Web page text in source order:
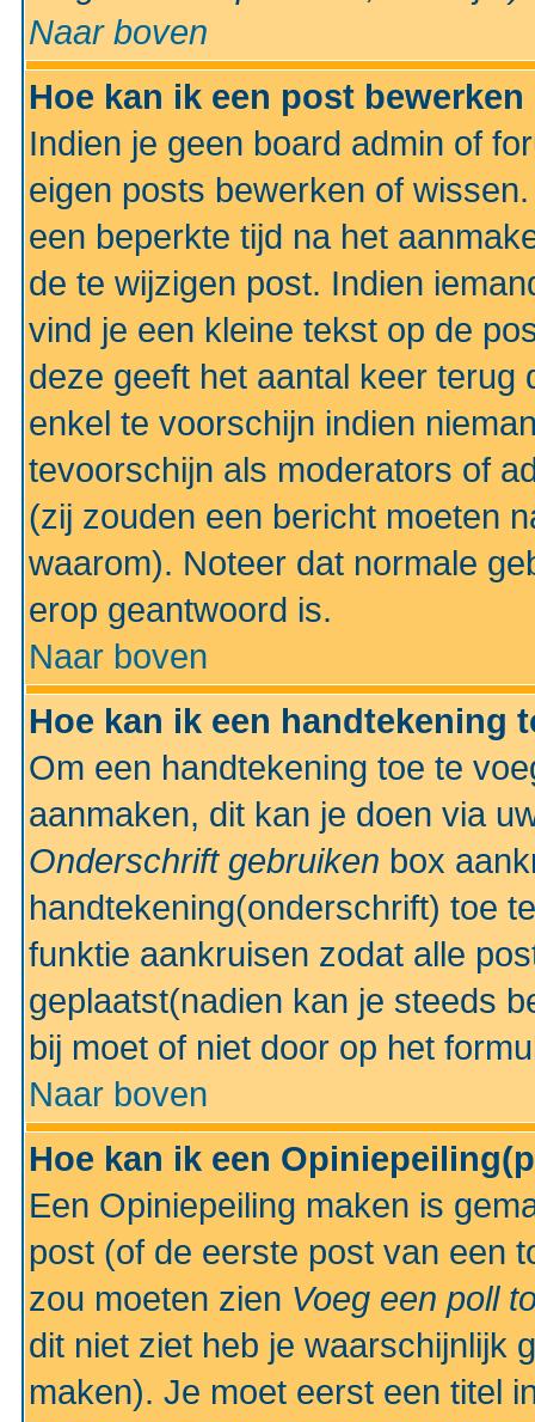
Naar boven
Hoe kan ik een post
Indien je geen board admin of
eigen posts bewerken of
een beperkte tijd na het
de te wijzigen post. Indien
vind je een kleine tekst op de
deze geeft het aantal keer terug
enkel te voorschijn indien
tevoorschijn als moderators of
(zij zouden een bericht moeten
waarom). Noteer dat normale
erop geantwoord is.
Naar boven
Hoe kan ik een handtekening
Om een handtekening toe te
aanmaken, dit kan je doen via
Onderschrift gebruiken box
handtekening(onderschrift) toe
funktie aankruisen zodat alle
geplaatst(nadien kan je steeds
bij moet of niet door op het
Naar boven
Hoe kan ik een
Een Opiniepeiling maken is
post (of de eerste post van een
zou moeten zien Voeg een poll
dit niet ziet heb je waarschijnlijk
maken). Je moet eerst een titel